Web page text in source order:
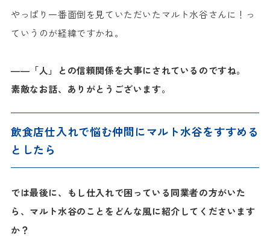
やっぱり一番面倒を見ていただいたマルト水谷さんに！っ
ていうのが経緯ですかね。
――「人」との信頼関係を大事にされているのですね。
素敵なお話、ありがとうございます。
飲食店仕入れで悩む仲間にマルト水谷をすすめる
としたら
では最後に、もし仕入れで困っている同業者の方がいた
ら、マルト水谷のことをどんな風に紹介してくださいます
か？